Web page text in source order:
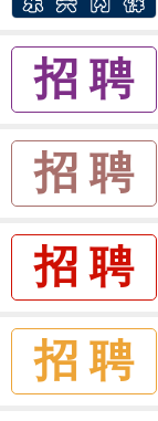
招 聘
招 聘
招 聘
招 聘